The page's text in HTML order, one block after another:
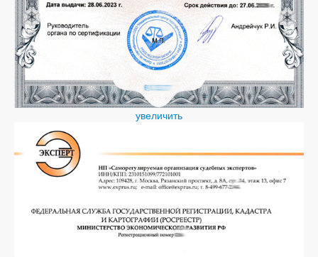
увеличить